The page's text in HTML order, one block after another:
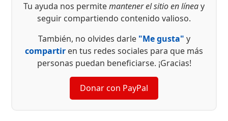
Tu ayuda nos permitemantener el sitio en líneay
seguir compartiendo contenido valioso.
También, no olvides darle "Me gusta" y
compartir en tus redes sociales para que más
personas puedan beneficiarse. ¡Gracias!
Donar con PayPal